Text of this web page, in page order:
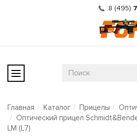
8 (495)
Главная Каталог Прицелы
Оптический прицел
LM (L7)